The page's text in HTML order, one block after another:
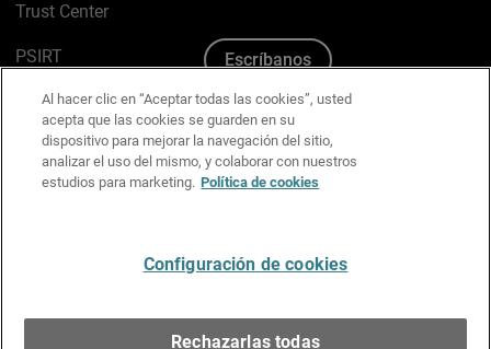
Trust Center
PSIRT
Política de cookies
Política de privacidad
Kit de medios y marca
Escríbanos
Al hacer clic en “Aceptar todas las cookies”, usted
acepta que las cookies se guarden en su
dispositivo para mejorar la navegación del sitio,
analizar el uso del mismo, y colaborar con nuestros
estudios para marketing. Política de cookies
Configuración de cookies
Rechazarlas todas